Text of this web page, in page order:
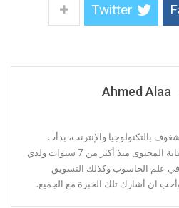
Twitter
Ahmed Alaa
بالتكنولوجيا والإنترنت، بدأت
عملي في كتابة المحتوى منذ أكثر من 7 سنوات ولدي
في علم الحاسوب وكذلك التسويق
وأحب ان أشارك تلك الخبرة مع الجميع.